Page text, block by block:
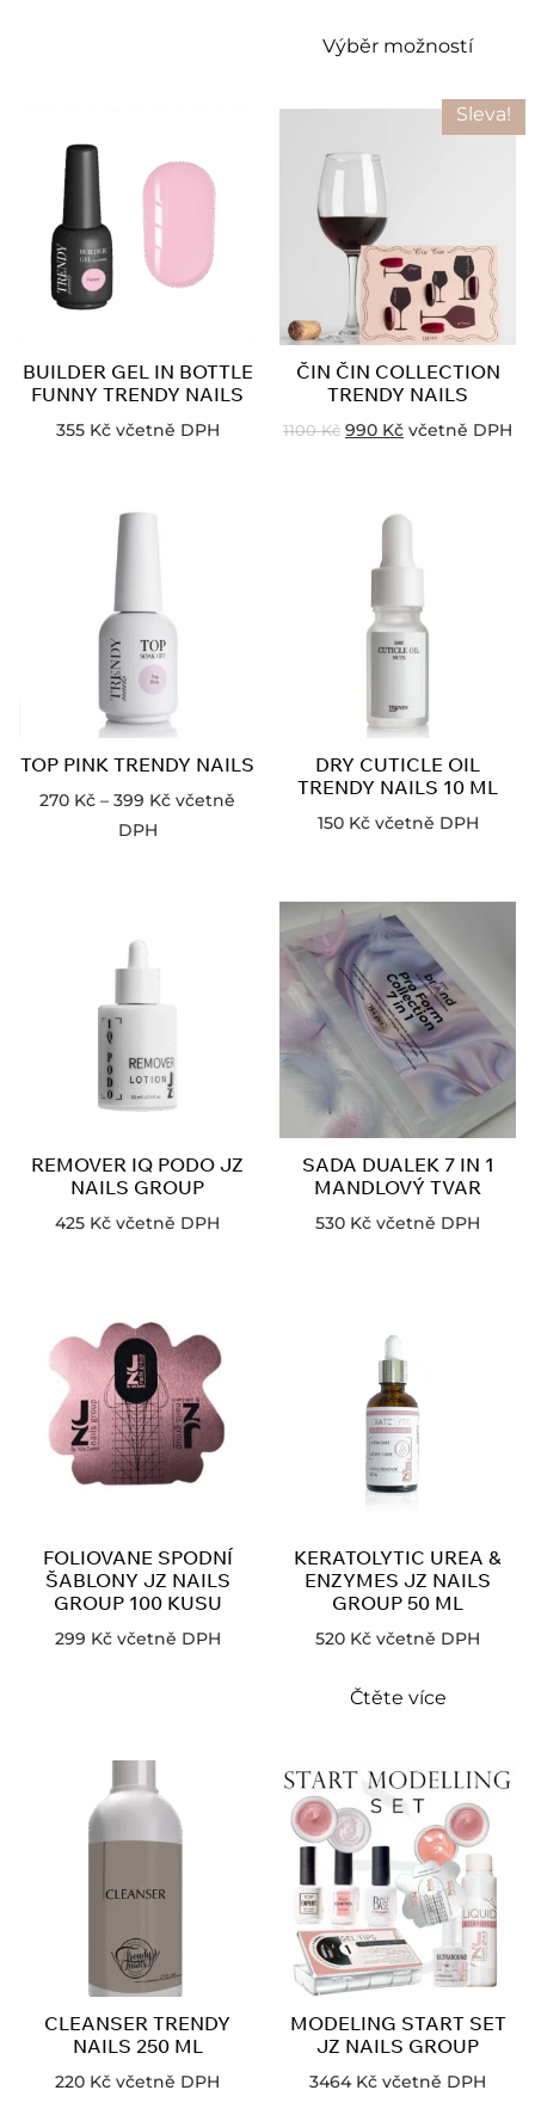
Výběr možností
BUILDER GEL IN BOTTLE
FUNNY TRENDY NAILS
355 Kč včetně DPH
Sleva!
ČIN ČIN COLLECTION
TRENDY NAILS
1100Kč 990 Kč včetně DPH
TOP PINK TRENDY NAILS
270 Kč – 399 Kč včetně
DPH
DRY CUTICLE OIL
TRENDY NAILS 10 ML
150 Kč včetně DPH
REMOVER IQ PODO JZ
NAILS GROUP
425 Kč včetně DPH
SADA DUALEK 7 IN 1
MANDLOVÝ TVAR
530 Kč včetně DPH
FOLIOVANE SPODNÍ
ŠABLONY JZ NAILS
GROUP 100 KUSU
299 Kč včetně DPH
KERATOLYTIC UREA &
ENZYMES JZ NAILS
GROUP 50 ML
520 Kč včetně DPH
Čtěte více
CLEANSER TRENDY
NAILS 250 ML
220 Kč včetně DPH
MODELING START SET
JZ NAILS GROUP
3464 Kč včetně DPH